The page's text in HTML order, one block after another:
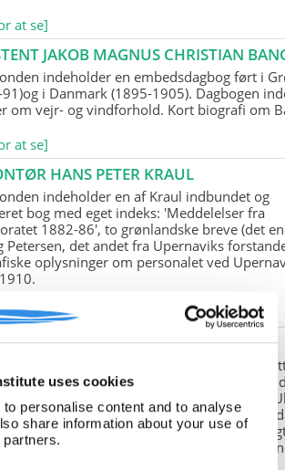
uses cookies
personalise content and to analyse
share information about your use of
at se]
JAKOB MAGNUS CHRISTIAN
indeholder en embedsdagbog ført i
i Danmark (1895-1905). Dagbogen
om vejr- og vindforhold. Kort biografi om
at se]
HANS PETER KRAUL
indeholder en af Kraul indbundet og
bog med eget indeks: 'Meddelelser fra
1882-86', to grønlandske breve (det
Petersen, det andet fra Upernaviks
oplysninger om personalet ved
at se]
LITTMANN
arkivfond indeholder en kopi af Friedrich
erindringer. Originalen befinder sig i
historiker Franz Selingers privatarkiv i byen
Friedrich Littmann var en af de tyske
med i vejrstationen "Holzauge" i Hansa
under Anden Verdenskrig.